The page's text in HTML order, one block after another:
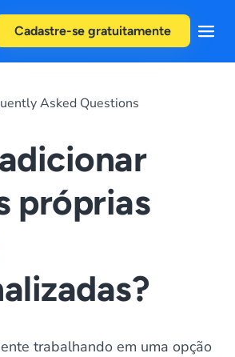
Cadastre-se gratuitamente
Asked Questions
próprias
trabalhando em uma opção